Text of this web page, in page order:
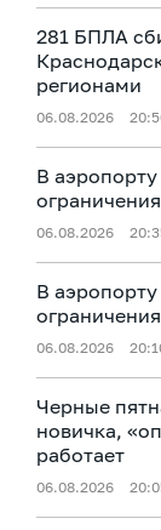
281 БПЛА
регионами
06.08.2026
В
ограничения
06.08.2026
В
ограничения
06.08.2026
Черные
новичка,
работает
06.08.2026